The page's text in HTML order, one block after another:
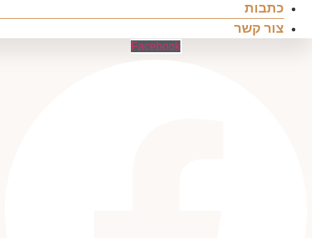
כתבות
צור קשר
Facebook